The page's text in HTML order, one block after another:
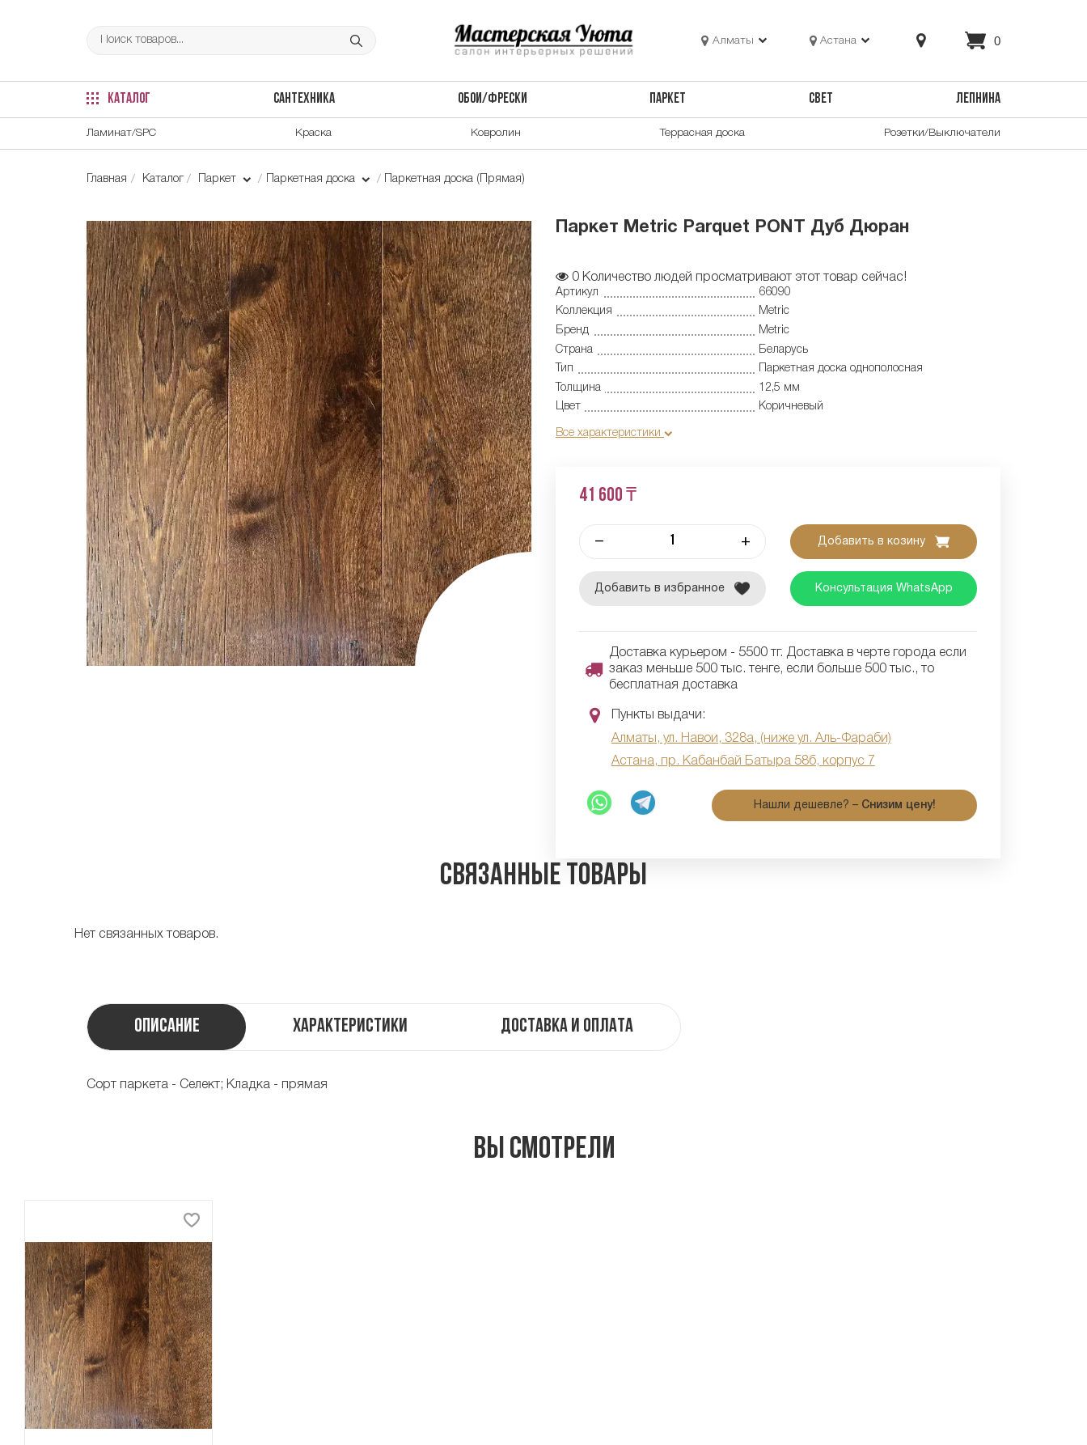
Алматы Астана 0
КАТАЛОГ САНТЕХНИКА ОБОИ/ФРЕСКИ ПАРКЕТ СВЕТ ЛЕПНИНА
Ламинат/SPC Краска Ковролин Террасная доска Розетки/Выключатели
Главная Каталог Паркет Паркетная доска Паркетная доска (Прямая)
Паркет Metric Parquet PONT Дуб Дюран
0 Количество людей просматривают этот товар сейчас!
Артикул
66090
Коллекция
Metric
Бренд
Metric
Страна
Беларусь
Тип
Паркетная доска однополосная
Толщина
12,5 мм
Цвет
Коричневый
Все характеристики
41 600 ₸
– + Добавить в козину
Добавить в избранное Консультация WhatsApp
Доставка курьером - 5500 тг. Доставка в черте города если
заказ меньше 500 тыс. тенге, если больше 500 тыс., то
бесплатная доставка
Пункты выдачи:
Алматы, ул. Навои, 328а, (ниже ул. Аль-Фараби)
Астана, пр. Кабанбай Батыра 58б, корпус 7
Нашли дешевле? – Снизим цену!
Связанные товары
Нет связанных товаров.
Описание Характеристики Доставка и оплата
Сорт паркета - Селект; Кладка - прямая
Вы смотрели